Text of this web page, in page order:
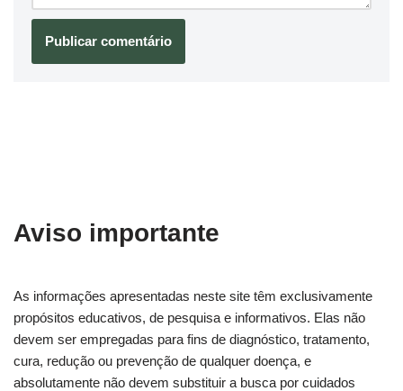
Aviso importante
As informações apresentadas neste site têm exclusivamente
propósitos educativos, de pesquisa e informativos. Elas não
devem ser empregadas para fins de diagnóstico, tratamento,
cura, redução ou prevenção de qualquer doença, e
absolutamente não devem substituir a busca por cuidados